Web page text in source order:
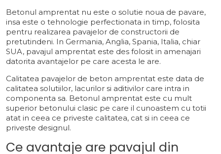
Betonul amprentat nu este o solutie noua de pavare,
insa este o tehnologie perfectionata in timp, folosita
pentru realizarea pavajelor de constructorii de
pretutindeni. In Germania, Anglia, Spania, Italia, chiar
SUA, pavajul amprentat este des folosit in amenajari
datorita avantajelor pe care acesta le are.
Calitatea pavajelor de beton amprentat este data de
calitatea solutiilor, lacurilor si aditivilor care intra in
componenta sa. Betonul amprentat este cu mult
superior betonului clasic pe care il cunoastem cu totii
atat in ceea ce priveste calitatea, cat si in ceea ce
priveste designul.
Ce avantaje are pavajul din